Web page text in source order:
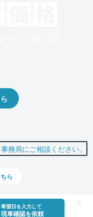
希望日を入力して
現車確認を依頼
ら